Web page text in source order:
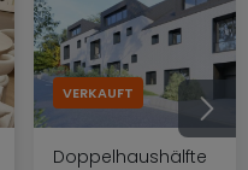
VERKAUFT
Doppelhaushälfte